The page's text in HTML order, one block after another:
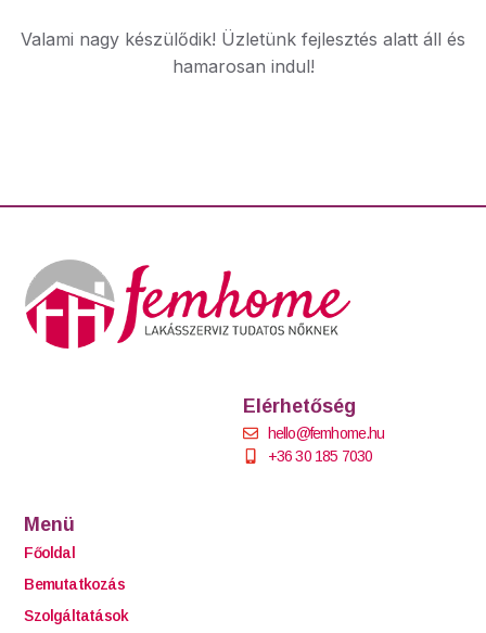
Valami nagy készülődik! Üzletünk fejlesztés alatt áll és
hamarosan indul!
Elérhetőség
hello@femhome.hu
+36 30 185 7030
Menü
Főoldal
Bemutatkozás
Szolgáltatások